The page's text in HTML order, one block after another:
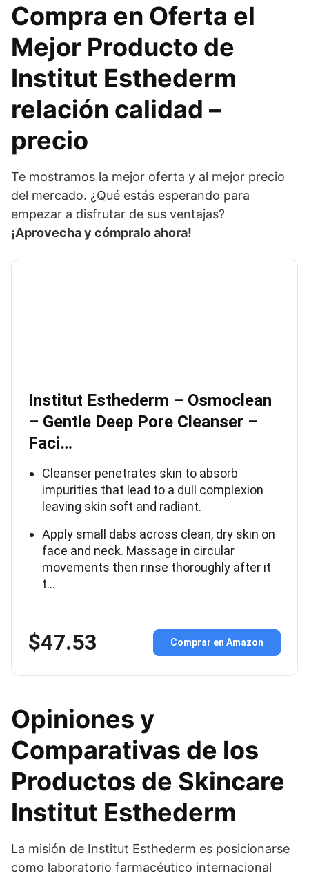
Compra en Oferta el
Mejor Producto de
Institut Esthederm
relación calidad –
precio
Te mostramos la mejor oferta y al mejor precio
del mercado. ¿Qué estás esperando para
empezar a disfrutar de sus ventajas?
¡Aprovecha y cómpralo ahora!
Institut Esthederm – Osmoclean
– Gentle Deep Pore Cleanser –
Faci…
Cleanser penetrates skin to absorb
impurities that lead to a dull complexion
leaving skin soft and radiant.
Apply small dabs across clean, dry skin on
face and neck. Massage in circular
movements then rinse thoroughly after it
t…
$47.53 Comprar en Amazon
Opiniones y
Comparativas de los
Productos de Skincare
Institut Esthederm
La misión de Institut Esthederm es posicionarse
como laboratorio farmacéutico internacional